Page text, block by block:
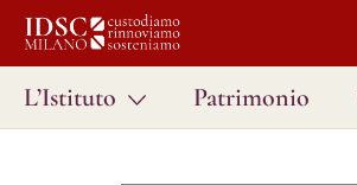
L’Istituto Patrimonio